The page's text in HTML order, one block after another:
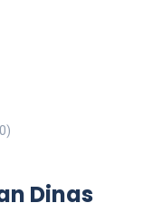
Dinas